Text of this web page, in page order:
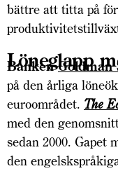
bättre att titta på
Löneglapp
BankenGoldman
på den årliga
euroområdet. The
med den
sedan 2000. Gapet
den